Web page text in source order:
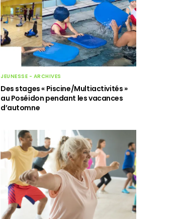
JEUNESSE - ARCHIVES
Des stages « Piscine/Multiactivités »
au Poséidon pendant les vacances
d’automne